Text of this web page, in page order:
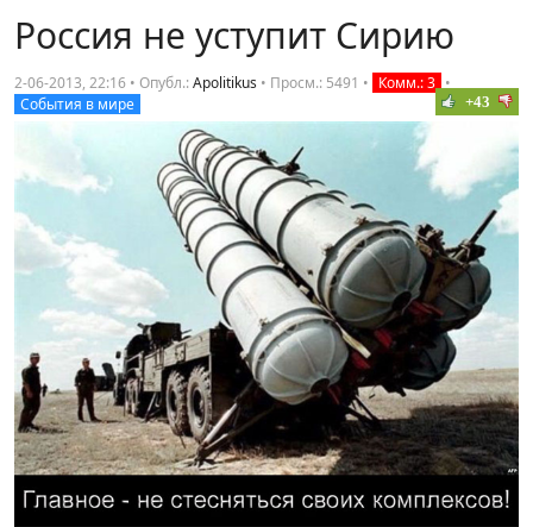
Россия не уступит Сирию
2-06-2013, 22:16 • Опубл.:Apolitikus • Просм.: 5491 • Комм.: 3 •
События в мире
+43